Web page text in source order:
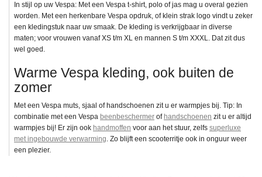
In stijl op uw Vespa: Met een Vespa t-shirt, polo of jas mag u overal gezien
worden. Met een herkenbare Vespa opdruk, of klein strak logo vindt u zeker
een kledingstuk naar uw smaak. De kleding is verkrijgbaar in diverse
maten; voor vrouwen vanaf XS t/m XL en mannen S t/m XXXL. Dat zit dus
wel goed.
Warme Vespa kleding, ook buiten de
zomer
Met een Vespa muts, sjaal of handschoenen zit u er warmpjes bij. Tip: In
combinatie met een Vespa beenbeschermer of handschoenen zit u er altijd
warmpjes bij! Er zijn ook handmoffen voor aan het stuur, zelfs superluxe
met ingebouwde verwarming. Zo blijft een scooterritje ook in onguur weer
een plezier.